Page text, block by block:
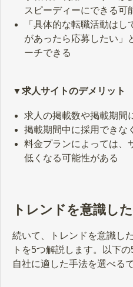
スピーディーにできる可
「具体的な転職活動は
があったら応募したい」
ーチできる
▼求人サイトのデメリット
求人の掲載数や掲載期間
掲載期間中に採用できな
料金プランによっては、
低くなる可能性がある
トレンドを意識し
続いて、トレンドを意識し
トを5つ解説します。以下
自社に適した手法を選べる